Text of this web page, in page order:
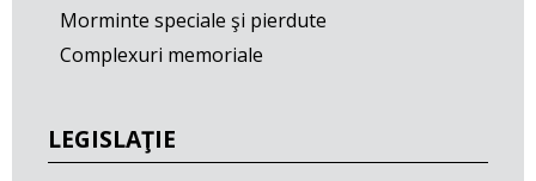
Morminte speciale şi pierdute
Complexuri memoriale
LEGISLAŢIE